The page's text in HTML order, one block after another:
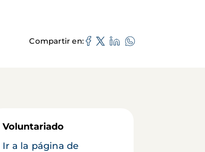
Compartir en
Voluntariado
Ir a la página de